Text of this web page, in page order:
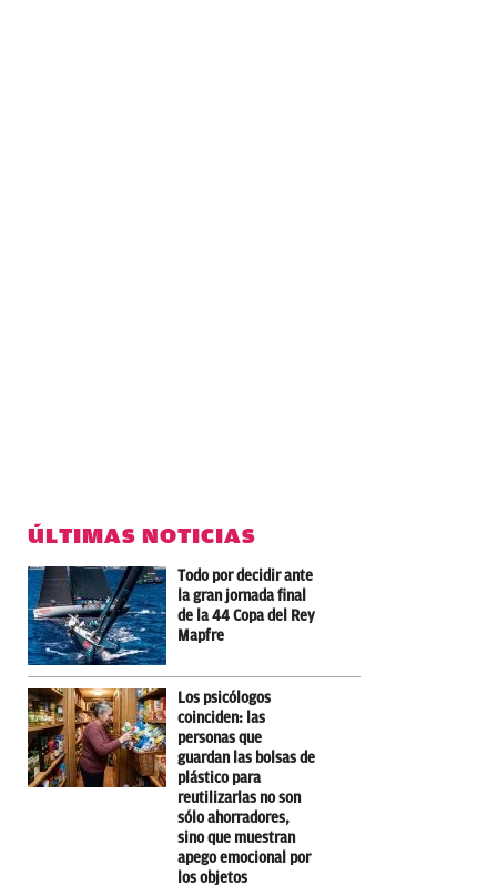
ÚLTIMAS NOTICIAS
Todo por decidir ante
la gran jornada final
de la 44 Copa del Rey
Mapfre
Los psicólogos
coinciden: las
personas que
guardan las bolsas de
plástico para
reutilizarlas no son
sólo ahorradores,
sino que muestran
apego emocional por
los objetos